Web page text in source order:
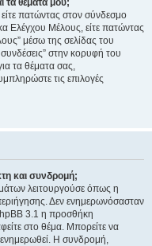
τα θέματά μου;
πατώντας στον σύνδεσμο
Ελέγχου Μέλους, είτε πατώντας
μέσω της σελίδας του
στην κορυφή του
τα θέματα σας,
τις επιλογές
και συνδρομή;
λειτουργούσε όπως η
Δεν ενημερωνόσασταν
3.1 η προσθήκη
στο θέμα. Μπορείτε να
ενημερωθεί. Η συνδρομή,